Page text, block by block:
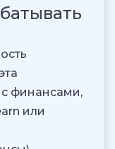
с финансами,
или